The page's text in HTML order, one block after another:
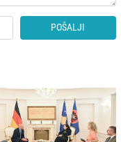
POŠALJI